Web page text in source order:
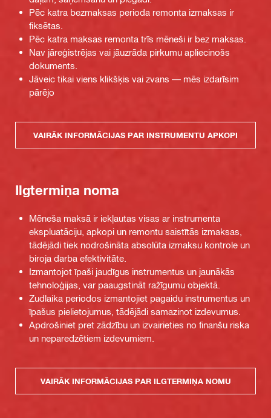
Pēc katra bezmaksas perioda remonta izmaksas ir
fiksētas.
Pēc katra maksas remonta trīs mēneši ir bez maksas.
Nav jāreģistrējas vai jāuzrāda pirkumu apliecinošs
dokuments.
Jāveic tikai viens klikšķis vai zvans — mēs izdarīsim
pārējo
VAIRĀK INFORMĀCIJAS PAR INSTRUMENTU APKOPI
Ilgtermiņa noma
Mēneša maksā ir iekļautas visas ar instrumenta
ekspluatāciju, apkopi un remontu saistītās izmaksas,
tādējādi tiek nodrošināta absolūta izmaksu kontrole un
biroja darba efektivitāte.
Izmantojot īpaši jaudīgus instrumentus un jaunākās
tehnoloģijas, var paaugstināt ražīgumu objektā.
Zudlaika periodos izmantojiet pagaidu instrumentus un
īpašus pielietojumus, tādējādi samazinot izdevumus.
Apdrošiniet pret zādzību un izvairieties no finanšu riska
un neparedzētiem izdevumiem.
VAIRĀK INFORMĀCIJAS PAR ILGTERMIŅA NOMU